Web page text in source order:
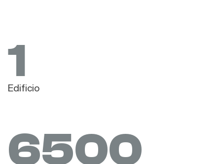
1
Edificio
6500